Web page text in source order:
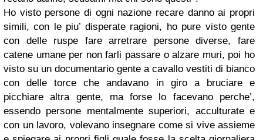
Ho visto persone di ogni nazione recare danno ai propri
simili, con le piu’ disperate ragioni, ho pure visto gente
con delle ruspe fare arretrare persone diverse, fare
catene umane per non farli passare o alzare muri, poi ho
visto su un documentario gente a cavallo vestiti di bianco
con delle torce che andavano in giro a bruciare e
picchiare altra gente, ma forse lo facevano perche’,
essendo persone mentalmente superiori, acculturate e
con un lavoro, volevano insegnare come si vive assieme